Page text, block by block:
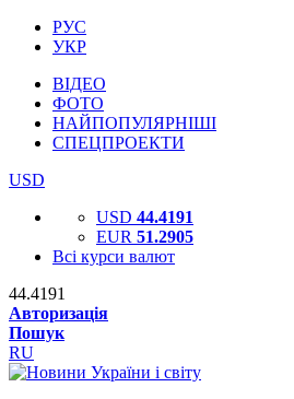
РУС
УКР
ВІДЕО
ФОТО
НАЙПОПУЛЯРНІШІ
СПЕЦПРОЕКТИ
USD
USD 44.4191
EUR 51.2905
Всі курси валют
44.4191
Авторизація
Пошук
RU